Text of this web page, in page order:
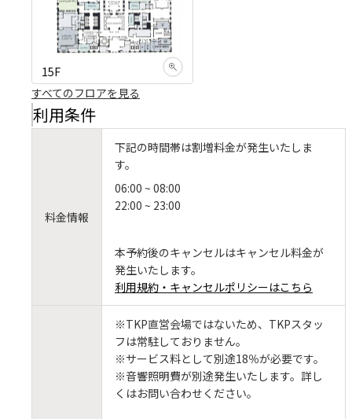
15F
すべてのフロアを見る
利用条件
料金情報
下記の時間帯は割増料金が発生いたしま
す。
06:00 ~ 08:00
22:00 ~ 23:00
本予約後のキャンセルはキャンセル料金が
発生いたします。
利用規約・キャンセルポリシーはこちら
※TKP直営会場ではないため、TKPスタッ
フは常駐しておりません。
※サービス料として別途18％が必要です。
※音響照明費が別途発生いたします。詳し
くはお問い合わせください。